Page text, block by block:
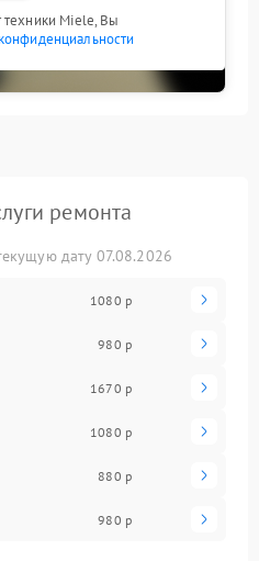
техники Miele, Вы
ремонта
дату 07.08.2026
1080 р
980 р
1670 р
1080 р
880 р
980 р